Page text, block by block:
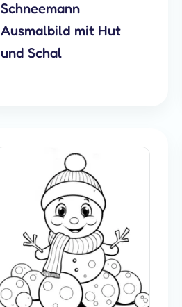
Schneemann
Ausmalbild mit Hut
und Schal